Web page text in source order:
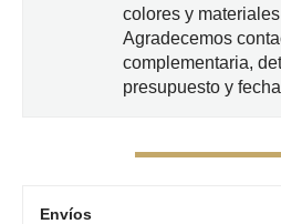
colores y
Agradecemos
complementaria,
presupuesto y
Envíos